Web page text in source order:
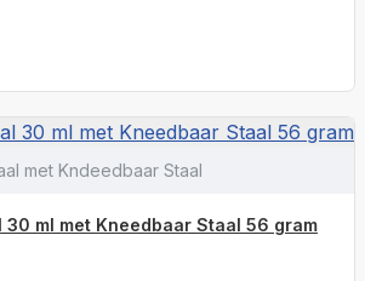
met Kndeedbaar Staal
ml met Kneedbaar Staal 56 gram